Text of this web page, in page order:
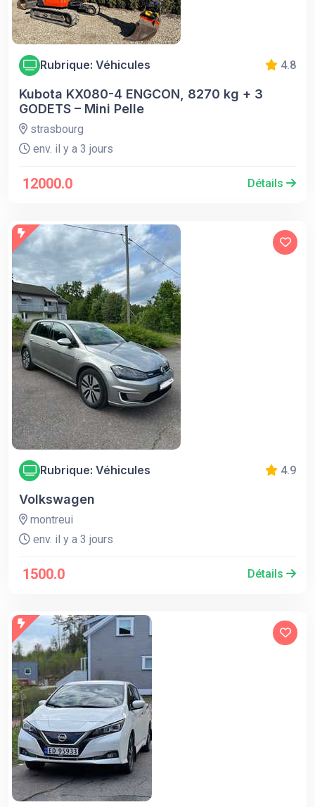
Rubrique: Véhicules 4.8
Kubota KX080-4 ENGCON, 8270 kg + 3
GODETS – Mini Pelle
strasbourg
env. il y a 3 jours
12000.0 Détails
Rubrique: Véhicules 4.9
Volkswagen
montreui
env. il y a 3 jours
1500.0 Détails